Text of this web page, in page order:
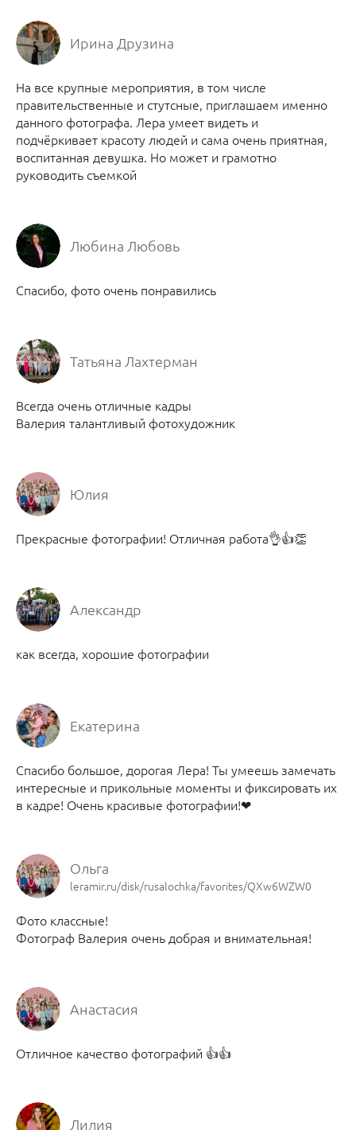
Ирина Друзина
На все крупные мероприятия, в том числе
правительственные и стутсные, приглашаем именно
данного фотографа. Лера умеет видеть и
подчёркивает красоту людей и сама очень приятная,
воспитанная девушка. Но может и грамотно
руководить съемкой
Любина Любовь
Спасибо, фото очень понравились
Татьяна Лахтерман
Всегда очень отличные кадры
Валерия талантливый фотохудожник
Юлия
Прекрасные фотографии! Отличная работа👌👍👏
Александр
как всегда, хорошие фотографии
Екатерина
Спасибо большое, дорогая Лера! Ты умеешь замечать
интересные и прикольные моменты и фиксировать их
в кадре! Очень красивые фотографии!❤
Ольга
leramir.ru/disk/rusalochka/favorites/QXw6WZW0
Фото классные!
Фотограф Валерия очень добрая и внимательная!
Анастасия
Отличное качество фотографий 👍👍
Лилия